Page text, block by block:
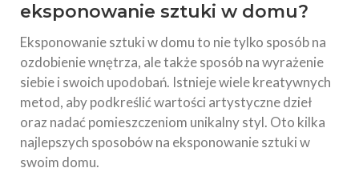
eksponowanie sztuki w domu?
Eksponowanie sztuki w domu to nie tylko sposób na
ozdobienie wnętrza, ale także sposób na wyrażenie
siebie i swoich upodobań. Istnieje wiele kreatywnych
metod, aby podkreślić wartości artystyczne dzieł
oraz nadać pomieszczeniom unikalny styl. Oto kilka
najlepszych sposobów na eksponowanie sztuki w
swoim domu.